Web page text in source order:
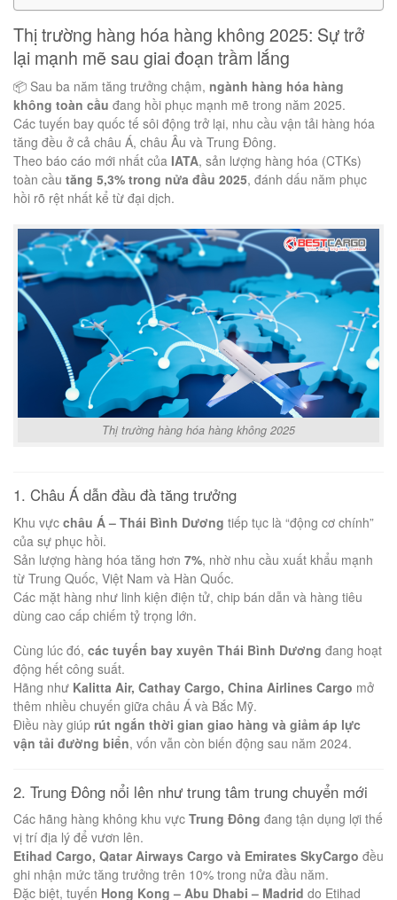
Thị trường hàng hóa hàng không 2025: Sự trở
lại mạnh mẽ sau giai đoạn trầm lắng
📦 Sau ba năm tăng trưởng chậm, ngành hàng hóa hàng
không toàn cầu đang hồi phục mạnh mẽ trong năm 2025.
Các tuyến bay quốc tế sôi động trở lại, nhu cầu vận tải hàng hóa
tăng đều ở cả châu Á, châu Âu và Trung Đông.
Theo báo cáo mới nhất của IATA, sản lượng hàng hóa (CTKs)
toàn cầu tăng 5,3% trong nửa đầu 2025, đánh dấu năm phục
hồi rõ rệt nhất kể từ đại dịch.
Thị trường hàng hóa hàng không 2025
1. Châu Á dẫn đầu đà tăng trưởng
Khu vực châu Á – Thái Bình Dương tiếp tục là “động cơ chính”
của sự phục hồi.
Sản lượng hàng hóa tăng hơn 7%, nhờ nhu cầu xuất khẩu mạnh
từ Trung Quốc, Việt Nam và Hàn Quốc.
Các mặt hàng như linh kiện điện tử, chip bán dẫn và hàng tiêu
dùng cao cấp chiếm tỷ trọng lớn.
Cùng lúc đó, các tuyến bay xuyên Thái Bình Dương đang hoạt
động hết công suất.
Hãng như Kalitta Air, Cathay Cargo, China Airlines Cargo mở
thêm nhiều chuyến giữa châu Á và Bắc Mỹ.
Điều này giúp rút ngắn thời gian giao hàng và giảm áp lực
vận tải đường biển, vốn vẫn còn biến động sau năm 2024.
2. Trung Đông nổi lên như trung tâm trung chuyển mới
Các hãng hàng không khu vực Trung Đông đang tận dụng lợi thế
vị trí địa lý để vươn lên.
Etihad Cargo, Qatar Airways Cargo và Emirates SkyCargo đều
ghi nhận mức tăng trưởng trên 10% trong nửa đầu năm.
Đặc biệt, tuyến Hong Kong – Abu Dhabi – Madrid do Etihad